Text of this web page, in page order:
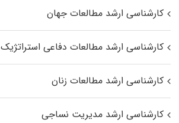
کارشناسی ارشد مطالعات جهان
کارشناسی ارشد مطالعات دفاعی استراتژیک
کارشناسی ارشد مطالعات زنان
کارشناسی ارشد مدیریت نساجی